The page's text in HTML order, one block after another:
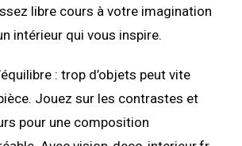
libre cours à votre imagination
intérieur qui vous inspire.
: trop d’objets peut vite
Jouez sur les contrastes et
pour une composition